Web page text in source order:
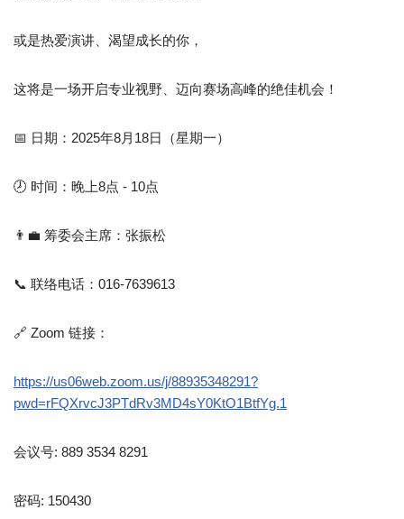
或是热爱演讲、渴望成长的你，
这将是一场开启专业视野、迈向赛场高峰的绝佳机会！
📅 日期：2025年8月18日（星期一）
🕗 时间：晚上8点 - 10点
👨‍💼 筹委会主席：张振松
📞 联络电话：016-7639613
🔗 Zoom 链接：
https://us06web.zoom.us/j/88935348291?
pwd=rFQXrvcJ3PTdRv3MD4sY0KtO1BtfYg.1
会议号: 889 3534 8291
密码: 150430